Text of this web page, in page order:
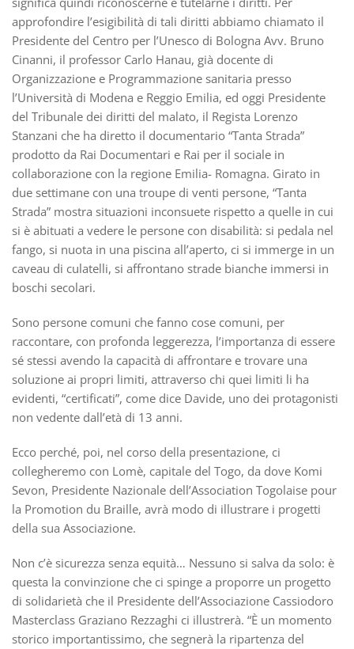
approfondire l’esigibilità di tali diritti abbiamo chiamato il
Presidente del Centro per l’Unesco di Bologna Avv. Bruno
Cinanni, il professor Carlo Hanau, già docente di
Organizzazione e Programmazione sanitaria presso
l’Università di Modena e Reggio Emilia, ed oggi Presidente
del Tribunale dei diritti del malato, il Regista Lorenzo
Stanzani che ha diretto il documentario “Tanta Strada”
prodotto da Rai Documentari e Rai per il sociale in
collaborazione con la regione Emilia- Romagna. Girato in
due settimane con una troupe di venti persone, “Tanta
Strada” mostra situazioni inconsuete rispetto a quelle in cui
si è abituati a vedere le persone con disabilità: si pedala nel
fango, si nuota in una piscina all’aperto, ci si immerge in un
caveau di culatelli, si affrontano strade bianche immersi in
boschi secolari.
Sono persone comuni che fanno cose comuni, per
raccontare, con profonda leggerezza, l’importanza di essere
sé stessi avendo la capacità di affrontare e trovare una
soluzione ai propri limiti, attraverso chi quei limiti li ha
evidenti, “certificati”, come dice Davide, uno dei protagonisti
non vedente dall’età di 13 anni.
Ecco perché, poi, nel corso della presentazione, ci
collegheremo con Lomè, capitale del Togo, da dove Komi
Sevon, Presidente Nazionale dell’Association Togolaise pour
la Promotion du Braille, avrà modo di illustrare i progetti
della sua Associazione.
Non c’è sicurezza senza equità… Nessuno si salva da solo: è
questa la convinzione che ci spinge a proporre un progetto
di solidarietà che il Presidente dell’Associazione Cassiodoro
Masterclass Graziano Rezzaghi ci illustrerà. “È un momento
storico importantissimo, che segnerà la ripartenza del